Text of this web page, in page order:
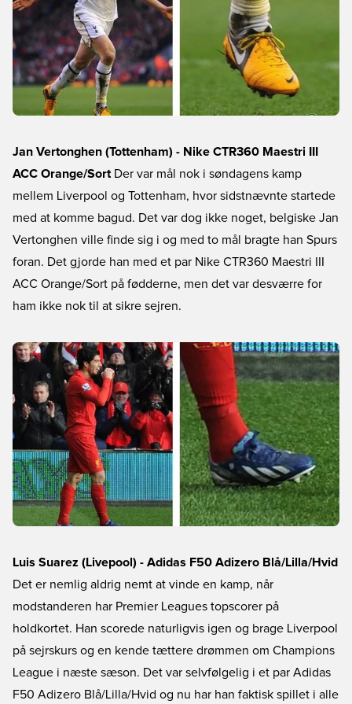
Jan Vertonghen (Tottenham) - Nike CTR360 Maestri III
ACC Orange/Sort Der var mål nok i søndagens kamp
mellem Liverpool og Tottenham, hvor sidstnævnte startede
med at komme bagud. Det var dog ikke noget, belgiske Jan
Vertonghen ville finde sig i og med to mål bragte han Spurs
foran. Det gjorde han med et par Nike CTR360 Maestri III
ACC Orange/Sort på fødderne, men det var desværre for
ham ikke nok til at sikre sejren.
Luis Suarez (Livepool) - Adidas F50 Adizero Blå/Lilla/Hvid
Det er nemlig aldrig nemt at vinde en kamp, når
modstanderen har Premier Leagues topscorer på
holdkortet. Han scorede naturligvis igen og brage Liverpool
på sejrskurs og en kende tættere drømmen om Champions
League i næste sæson. Det var selvfølgelig i et par Adidas
F50 Adizero Blå/Lilla/Hvid og nu har han faktisk spillet i alle